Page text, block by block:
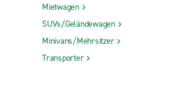
Mietwagen
SUVs/Geländewagen
Minivans/Mehrsitzer
Transporter